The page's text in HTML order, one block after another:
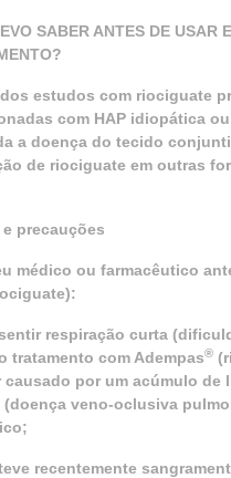
SABER ANTES DE USAR
estudos com riociguate
com HAP idiopática
a doença do tecido
de riociguate em outras
precauções
médico ou farmacêutico
respiração curta
tratamento com Adempas®
causado por um acúmulo de
(doença veno-oclusiva
recentemente